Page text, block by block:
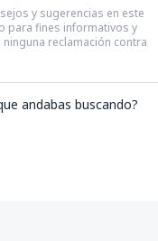
y sugerencias en este
para fines informativos y
reclamación contra
andabas buscando?